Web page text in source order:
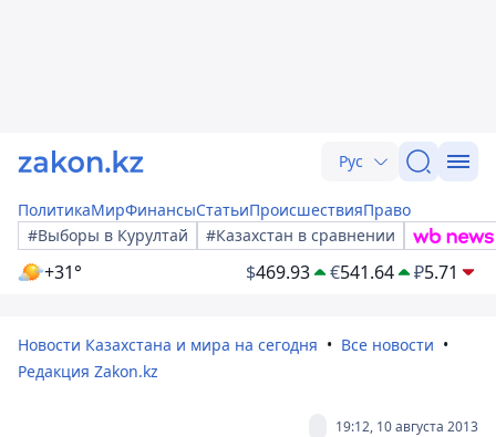
Рус
ПолитикаМирФинансыСтатьиПроисшествияПраво
#Выборы в Курултай
#Казахстан в сравнении
+31° $469.93 €541.64 ₽5.71
Новости Казахстана и мира на сегодня
Все новости
Редакция Zakon.kz
19:12, 10 августа 2013